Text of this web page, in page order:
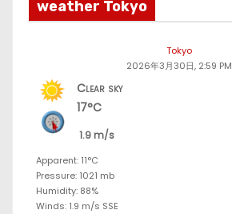
weather Tokyo
Tokyo
2026年3月30日, 2:59 PM
Clear sky
17°C
1.9 m/s
Apparent: 11°C
Pressure: 1021 mb
Humidity: 88%
Winds: 1.9 m/s SSE